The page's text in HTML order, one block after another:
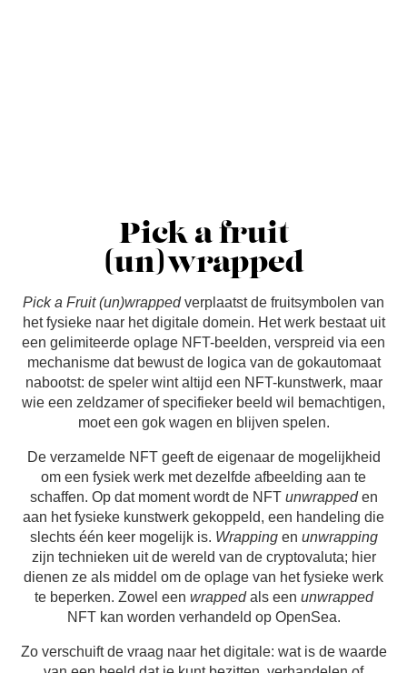
Pick a fruit
(un)wrapped
Pick a Fruit (un)wrappedverplaatst de fruitsymbolen van
het fysieke naar het digitale domein. Het werk bestaat uit
een gelimiteerde oplage NFT-beelden, verspreid via een
mechanisme dat bewust de logica van de gokautomaat
nabootst: de speler wint altijd een NFT-kunstwerk, maar
wie een zeldzamer of specifieker beeld wil bemachtigen,
moet een gok wagen en blijven spelen.
De verzamelde NFT geeft de eigenaar de mogelijkheid
om een fysiek werk met dezelfde afbeelding aan te
schaffen. Op dat moment wordt de NFT unwrappeden
aan het fysieke kunstwerk gekoppeld, een handeling die
slechts één keer mogelijk is. Wrappingen unwrapping
zijn technieken uit de wereld van de cryptovaluta; hier
dienen ze als middel om de oplage van het fysieke werk
te beperken. Zowel een wrappedals een unwrapped
NFT kan worden verhandeld op OpenSea.
Zo verschuift de vraag naar het digitale: wat is de waarde